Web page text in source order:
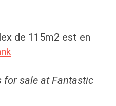
de 115m2 est en
for sale at Fantastic